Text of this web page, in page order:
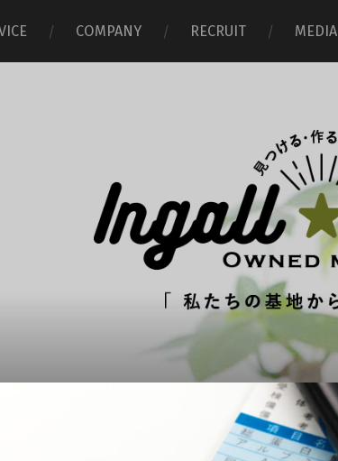
COMPANY RECRUIT MEDIA
イ
ガ
ル
ス
株
式